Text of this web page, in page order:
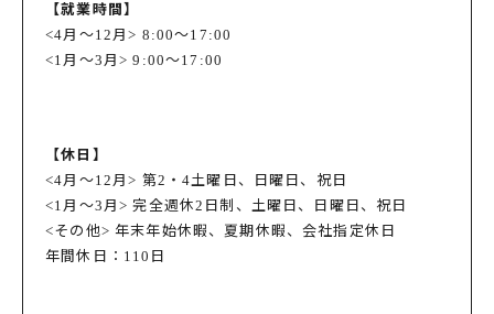
【就業時間】
<4月～12月> 8:00～17:00
<1月～3月> 9:00～17:00
【休日】
<4月～12月> 第2・4土曜日、日曜日、祝日
<1月～3月> 完全週休2日制、土曜日、日曜日、祝日
<その他> 年末年始休暇、夏期休暇、会社指定休日
年間休日：110日